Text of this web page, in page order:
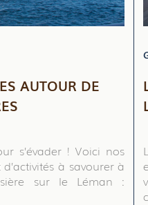
AUTOUR DE
s’évader ! Voici nos
à savourer à
sur le Léman :